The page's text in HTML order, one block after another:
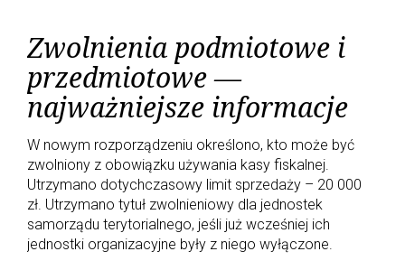
Zwolnienia podmiotowe i
przedmiotowe —
najważniejsze informacje
W nowym rozporządzeniu określono, kto może być
zwolniony z obowiązku używania kasy fiskalnej.
Utrzymano dotychczasowy limit sprzedaży – 20 000
zł. Utrzymano tytuł zwolnieniowy dla jednostek
samorządu terytorialnego, jeśli już wcześniej ich
jednostki organizacyjne były z niego wyłączone.